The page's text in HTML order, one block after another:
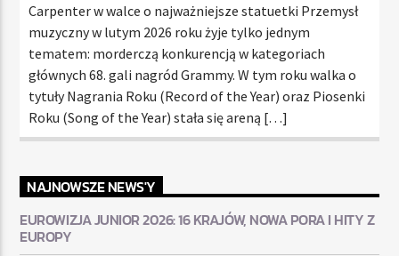
Carpenter w walce o najważniejsze statuetki Przemysł
muzyczny w lutym 2026 roku żyje tylko jednym
tematem: morderczą konkurencją w kategoriach
głównych 68. gali nagród Grammy. W tym roku walka o
tytuły Nagrania Roku (Record of the Year) oraz Piosenki
Roku (Song of the Year) stała się areną […]
NAJNOWSZE NEWS'Y
EUROWIZJA JUNIOR 2026: 16 KRAJÓW, NOWA PORA I HITY Z
EUROPY